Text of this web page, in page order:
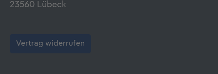
23560 Lübeck
Vertrag widerrufen